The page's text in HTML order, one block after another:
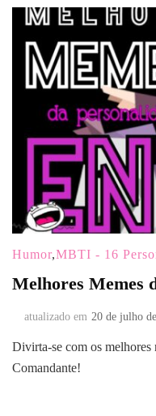
Humor,MBTI - 16
Melhores Memes
atualizado em 20 de julho
Divirta-se com os melhores
Comandante!